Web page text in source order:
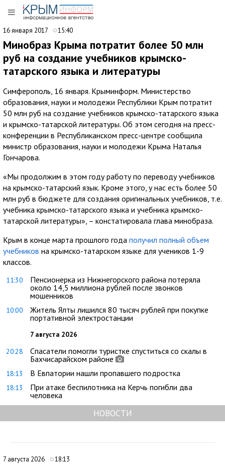
16 января 2017 15:40
Минобраз Крыма потратит более 50 млн
руб на создание учебников крымско-
татарского языка и литературы
Симферополь, 16 января. Крыминформ. Министерство
образования, науки и молодежи Республики Крым потратит
50 млн руб на создание учебников крымско-татарского языка
и крымско-татарской литературы. Об этом сегодня на пресс-
конференции в Республиканском пресс-центре сообщила
министр образования, науки и молодежи Крыма Наталья
Гончарова.
«Мы продолжим в этом году работу по переводу учебников
на крымско-татарский язык. Кроме этого, у нас есть более 50
млн руб в бюджете для создания оригинальных учебников, т.е.
учебника крымско-татарского языка и учебника крымско-
татарской литературы», – констатировала глава минобраза.
Крым в конце марта прошлого года получил полный объем
учебников на крымско-татарском языке для учеников 1-9
классов.
11:30
Пенсионерка из Нижнегорского района потеряла
около 14,5 миллиона рублей после звонков
мошенников
10:00
Житель Ялты лишился 80 тысяч рублей при покупке
портативной электростанции
7 августа 2026
20:28
Спасатели помогли туристке спуститься со скалы в
Бахчисарайском районе
18:13 В Евпатории нашли пропавшего подростка
18:13
При атаке беспилотника на Керчь погибли два
человека
НОВОСТИ
7 августа 2026 18:13